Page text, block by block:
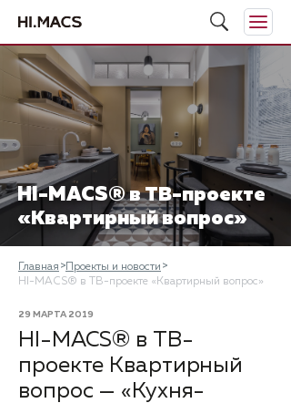
HI-MACS® в ТВ-проекте
«Квартирный вопрос»
Главная
Проекты и новости
HI-MACS® в ТВ-проекте «Квартирный вопрос»
29 МАРТА 2019
​HI-MACS® в ТВ-
проекте Квартирный
вопрос — «Кухня-